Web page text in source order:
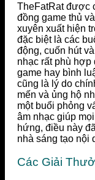
TheFatRat được
đồng game thủ
xuyên xuất hiện
đặc biệt là các
động, cuốn hút
nhạc rất phù hợp
game hay bình
cũng là lý do
mến và ủng hộ
một buổi phỏng
âm nhạc giúp
hứng, điều này
nhà sáng tạo nội
Các Giải